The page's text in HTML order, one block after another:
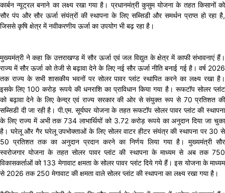
कार्बन न्यूट्रल बनाने का लक्ष्य रखा गया है। प्रधानमंत्री कुसुम योजना के तहत किसानों को
सौर पंप और सौर ऊर्जा संयंत्रों की स्थापना के लिए सब्सिडी और समर्थन प्राप्त हो रहा है,
जिससे कृषि क्षेत्र में नवीकरणीय ऊर्जा का उपयोग भी बढ़ रहा है।
मुख्यमंत्री ने कहा कि उत्तराखण्ड में सौर ऊर्जा एवं जल विद्युत के क्षेत्र में काफी संभावनाएं हैं।
राज्य में सौर ऊर्जा को तेजी से बढ़ावा देने के लिए नई सौर ऊर्जा नीति बनाई गई है। वर्ष 2026
तक राज्य के सभी शासकीय भवनों पर सोलर पावर प्लांट स्थापित करने का लक्ष्य रखा है।
इसके लिए 100 करोड़ रूपये की धनराशि का प्राविधान किया गया है। रूफटॉप सोलर प्लांट
को बढ़ावा देने के लिए केन्द्र एवं राज्य सरकार की ओर से संयुक्त रूप से 70 प्रतिशत की
सब्सिडी दी जा रही है। पी.एम. सूर्यघर योजना के तहत रूफटॉप सोलर पावर प्लांट की स्थापना
के लिए राज्य में अभी तक 734 लाभार्थियों को 3.72 करोड़ रूपये का अनुदान दिया जा चुका
है। घरेलू और गैर घरेलू उपभोक्ताओं के लिए सोलर वाटर हीटर संयंत्र की स्थापना पर 30 से
50 प्रतिशत तक का अनुदान प्रदान करने का निर्णय लिया गया है। मुख्यमंत्री सौर
स्वरोजगार योजना के तहत सोलर पावर प्लांट की स्थापना के माध्यम से अब तक 750
विकासकर्ताओं को 133 मेगावाट क्षमता के सोलर पावर प्लांट दिये गये हैं। इस योजना के माध्यम
से 2026 तक 250 मेगावाट की क्षमता वाले सोलर प्लांट की स्थापना का लक्ष्य रखा गया है।